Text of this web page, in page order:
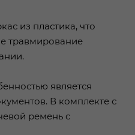
из пластика, что
травмирование
является
В комплекте с
ремень с